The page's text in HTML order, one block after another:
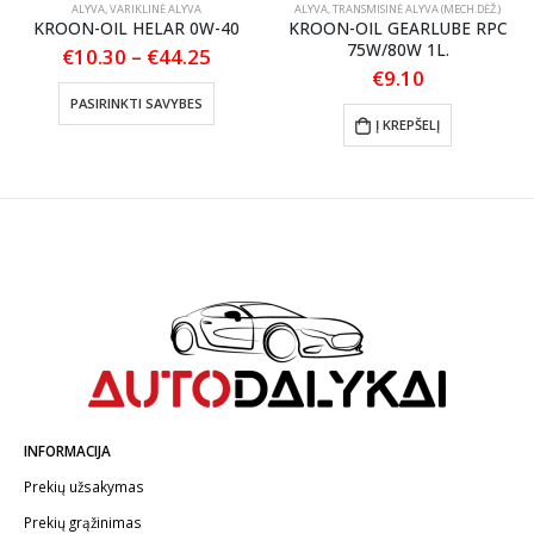
ALYVA,VARIKLINĖ ALYVA
KROON-OIL HELAR 0W-40
€10.30 – €44.25
€44.25
PASIRINKTI SAVYBES
This product has multiple variants. The options may be chosen on the product page
ALYVA,TRANSMISINĖ ALYVA (MECH.DĖŽ.)
KROON-OIL GEARLUBE RPC
75W/80W 1L.
€9.10
Į KREPŠELĮ
INFORMACIJA
Prekių užsakymas
Prekių grąžinimas